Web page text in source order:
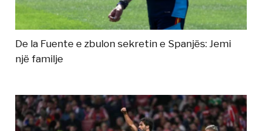
De la Fuente e zbulon sekretin e Spanjës: Jemi
një familje